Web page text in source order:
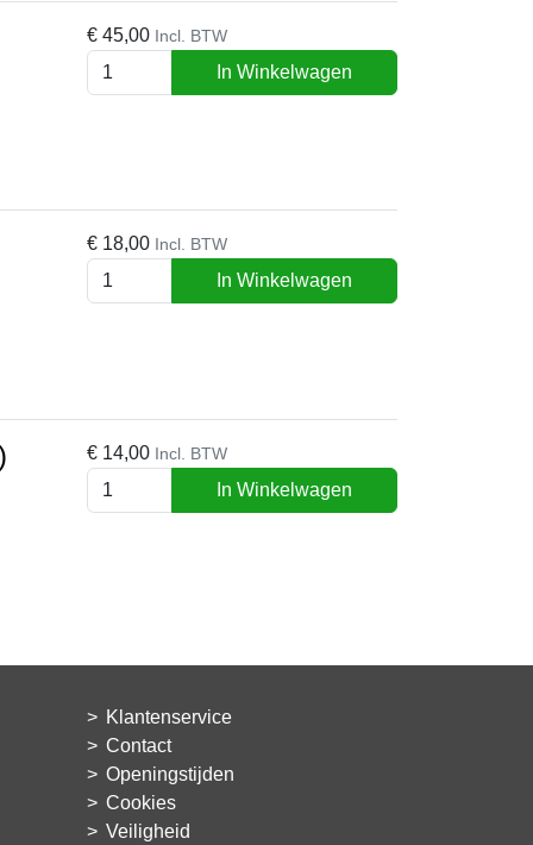
€ 45,00 Incl. BTW
In Winkelwagen
€ 18,00 Incl. BTW
In Winkelwagen
€ 14,00 Incl. BTW
In Winkelwagen
Klantenservice
Contact
Openingstijden
Cookies
Veiligheid